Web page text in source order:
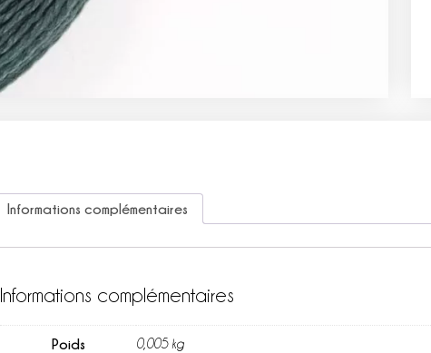
Informations complémentaires
Informations complémentaires
Poids 0,005 kg